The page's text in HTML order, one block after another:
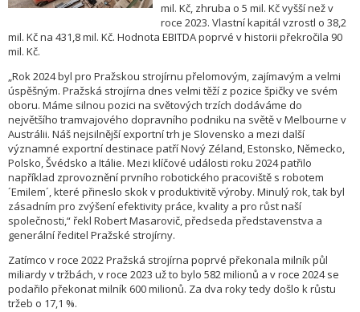
mil. Kč, zhruba o 5 mil. Kč vyšší než v
roce 2023. Vlastní kapitál vzrostl o 38,2
mil. Kč na 431,8 mil. Kč. Hodnota EBITDA poprvé v historii překročila 90
mil. Kč.
„Rok 2024 byl pro Pražskou strojírnu přelomovým, zajímavým a velmi
úspěšným. Pražská strojírna dnes velmi těží z pozice špičky ve svém
oboru. Máme silnou pozici na světových trzích dodáváme do
největšího tramvajového dopravního podniku na světě v Melbourne v
Austrálii. Náš nejsilnější exportní trh je Slovensko a mezi další
významné exportní destinace patří Nový Zéland, Estonsko, Německo,
Polsko, Švédsko a Itálie. Mezi klíčové události roku 2024 patřilo
například zprovoznění prvního robotického pracoviště s robotem
´Emilem´, které přineslo skok v produktivitě výroby. Minulý rok, tak byl
zásadním pro zvýšení efektivity práce, kvality a pro růst naší
společnosti,“ řekl Robert Masarovič, předseda představenstva a
generální ředitel Pražské strojírny.
Zatímco v roce 2022 Pražská strojírna poprvé překonala milník půl
miliardy v tržbách, v roce 2023 už to bylo 582 milionů a v roce 2024 se
podařilo překonat milník 600 milionů. Za dva roky tedy došlo k růstu
tržeb o 17,1 %.